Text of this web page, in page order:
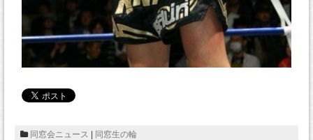
同窓会ニュース | 同窓生の輪